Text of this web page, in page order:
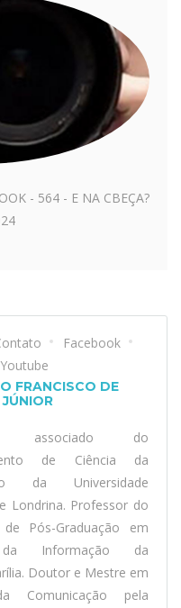
- 564 - E NA CBEÇA?
Facebook
Youtube
FRANCISCO DE
associado do
de Ciência da
da Universidade
Londrina. Professor do
de Pós-Graduação em
da Informação da
Doutor e Mestre em
Comunicação pela